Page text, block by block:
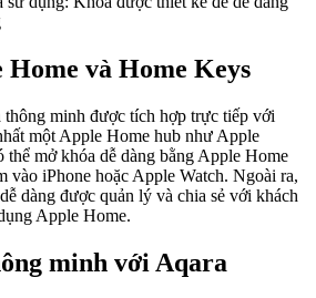
và Home Keys
minh được tích hợp trực tiếp với
một Apple Home hub như Apple
mở khóa dễ dàng bằng Apple Home
vào iPhone hoặc Apple Watch. Ngoài ra,
dàng được quản lý và chia sẻ với khách
Apple Home.
minh với Aqara